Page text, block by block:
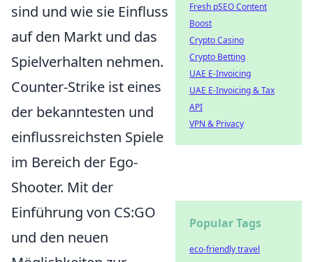
sind und wie sie Einfluss
auf den Markt und das
Spielverhalten nehmen.
Counter-Strike ist eines
der bekanntesten und
einflussreichsten Spiele
im Bereich der Ego-
Shooter. Mit der
Einführung von CS:GO
und den neuen
Fresh pSEO Content
Boost
Crypto Casino
Crypto Betting
UAE E-Invoicing
UAE E-Invoicing & Tax
API
VPN & Privacy
Popular Tags
eco-friendly travel